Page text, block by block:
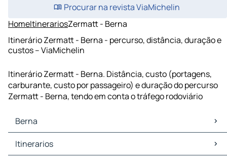
Procurar na revista ViaMichelin
HomeItinerariosZermatt - Berna
Itinerário Zermatt - Berna - percurso, distância, duração e
custos – ViaMichelin
Itinerário Zermatt - Berna. Distância, custo (portagens,
carburante, custo por passageiro) e duração do percurso
Zermatt - Berna, tendo em conta o tráfego rodoviário
Berna
Berna Mapas Plantas
Berna Trafego
Itinerarios